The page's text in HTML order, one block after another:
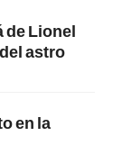
de Lionel
astro
en la